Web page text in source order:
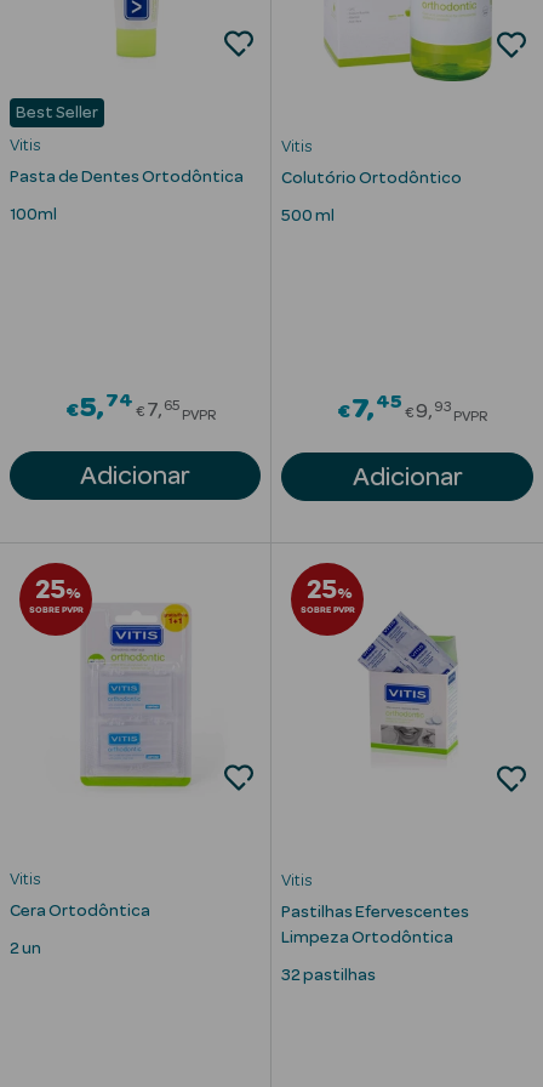
Solares Bebé e
Rosto e
Ver Tudo
Cosmética
Best Seller
Vitis
Pasta de Dentes Ortodôntica
100ml
€5 74Price reduced from
€ 7 65
PVPR
Adicionar
Vitis
Colutório Ortodôntico
500 ml
€7 45Price
€9 93
PVPR
Adicionar
25%
SOBRE PVPR
Vitis
Cera Ortodôntica
2 un
25%
SOBRE PVPR
Vitis
Pastilhas Efervescentes
Limpeza Ortodôntica
32 pastilhas